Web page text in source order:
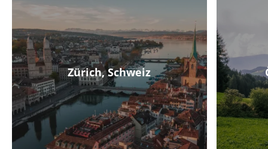
Zürich, Schweiz